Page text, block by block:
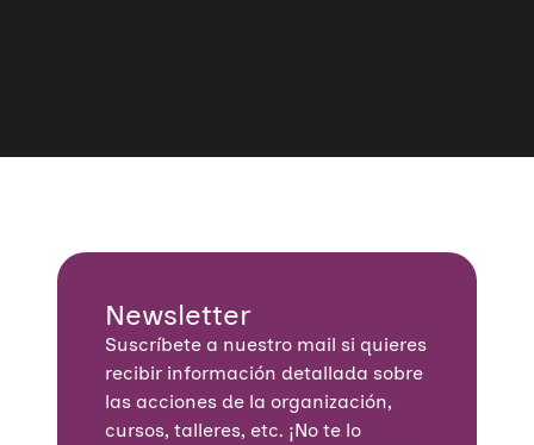
Newsletter
Suscríbete a nuestro mail si quieres
recibir información detallada sobre
las acciones de la organización,
cursos, talleres, etc. ¡No te lo